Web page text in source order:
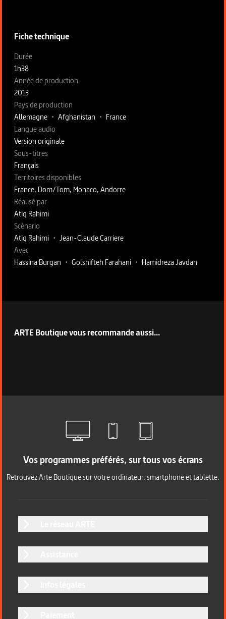
Fiche technique
Fiche technique section gauche
Durée
1h38
Année de production
2013
Pays de production
Allemagne • Afghanistan • France
Langue audio
Version originale
Sous-titres
Français
Territoires disponibles
France, Dom/Tom, Monaco, Andorre
Fiche technique section droite
Réalisé par
Atiq Rahimi
Scénario
Atiq Rahimi • Jean-Claude Carriere
Avec
Hassina Burgan • Golshifteh Farahani • Hamidreza Javdan
ARTE Boutique vous recommande aussi...
Vos programmes préférés, sur tous vos écrans
Retrouvez Arte Boutique sur votre ordinateur, smartphone et tablette.